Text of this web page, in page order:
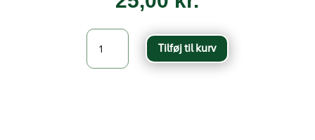
Rejnfan
Tanacetum
Tilføj til kurv